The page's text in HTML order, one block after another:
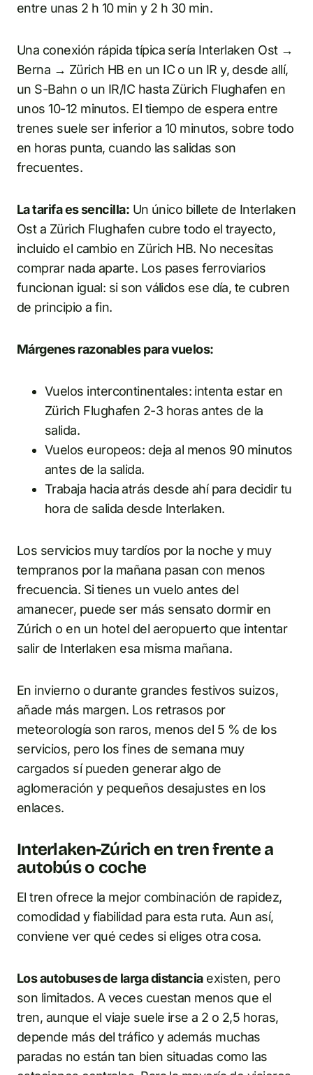
entre unas 2 h 10 min y 2 h 30 min.
Una conexión rápida típica sería Interlaken Ost →
Berna → Zürich HB en un IC o un IR y, desde allí,
un S-Bahn o un IR/IC hasta Zürich Flughafen en
unos 10-12 minutos. El tiempo de espera entre
trenes suele ser inferior a 10 minutos, sobre todo
en horas punta, cuando las salidas son
frecuentes.
La tarifa es sencilla: Un único billete de Interlaken
Ost a Zürich Flughafen cubre todo el trayecto,
incluido el cambio en Zürich HB. No necesitas
comprar nada aparte. Los pases ferroviarios
funcionan igual: si son válidos ese día, te cubren
de principio a fin.
Márgenes razonables para vuelos:
Vuelos intercontinentales: intenta estar en
Zürich Flughafen 2-3 horas antes de la
salida.
Vuelos europeos: deja al menos 90 minutos
antes de la salida.
Trabaja hacia atrás desde ahí para decidir tu
hora de salida desde Interlaken.
Los servicios muy tardíos por la noche y muy
tempranos por la mañana pasan con menos
frecuencia. Si tienes un vuelo antes del
amanecer, puede ser más sensato dormir en
Zúrich o en un hotel del aeropuerto que intentar
salir de Interlaken esa misma mañana.
En invierno o durante grandes festivos suizos,
añade más margen. Los retrasos por
meteorología son raros, menos del 5 % de los
servicios, pero los fines de semana muy
cargados sí pueden generar algo de
aglomeración y pequeños desajustes en los
enlaces.
Interlaken-Zúrich en tren frente a
autobús o coche
El tren ofrece la mejor combinación de rapidez,
comodidad y fiabilidad para esta ruta. Aun así,
conviene ver qué cedes si eliges otra cosa.
Los autobuses de larga distanciaexisten, pero
son limitados. A veces cuestan menos que el
tren, aunque el viaje suele irse a 2 o 2,5 horas,
depende más del tráfico y además muchas
paradas no están tan bien situadas como las